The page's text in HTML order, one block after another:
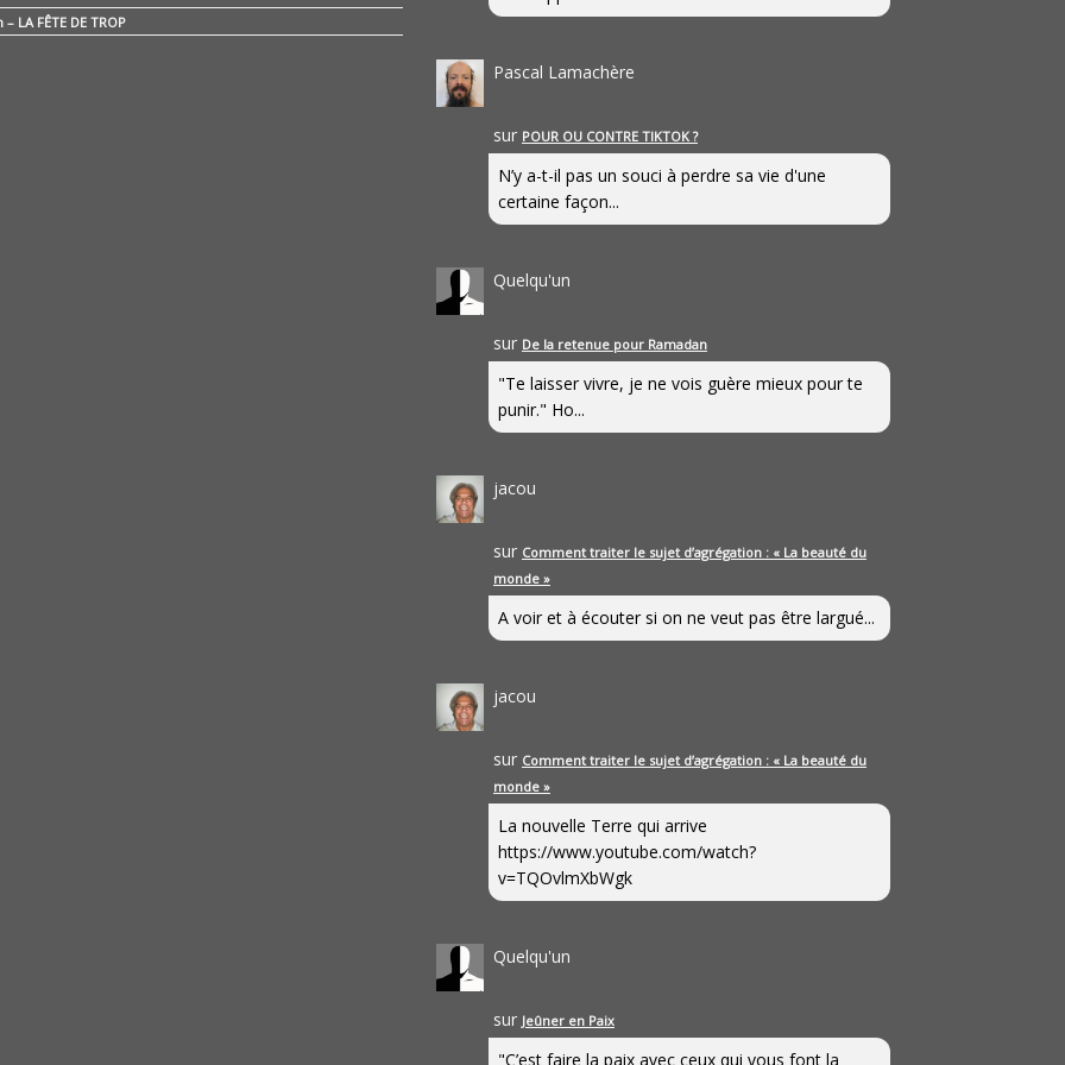
LA FÊTE DE TROP
Pascal Lamachère
sur POUR OU CONTRE TIKTOK ?
N’y a-t-il pas un souci à perdre sa vie d'une
certaine façon...
Quelqu'un
sur De la retenue pour Ramadan
"Te laisser vivre, je ne vois guère mieux pour te
punir." Ho...
jacou
sur Comment traiter le sujet d’agrégation : « La beauté du
monde »
A voir et à écouter si on ne veut pas être largué...
jacou
sur Comment traiter le sujet d’agrégation : « La beauté du
monde »
La nouvelle Terre qui arrive
https://www.youtube.com/watch?
v=TQOvlmXbWgk
Quelqu'un
sur Jeûner en Paix
"C’est faire la paix avec ceux qui vous font la